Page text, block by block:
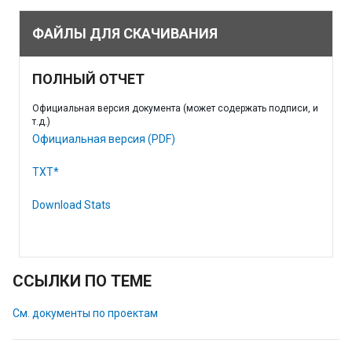
ФАЙЛЫ ДЛЯ СКАЧИВАНИЯ
ПОЛНЫЙ ОТЧЕТ
Официальная версия документа (может содержать подписи, и
т.д.)
Официальная версия (PDF)
TXT*
Download Stats
ССЫЛКИ ПО ТЕМЕ
См. документы по проектам